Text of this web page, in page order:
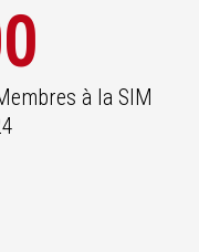
à la SIM